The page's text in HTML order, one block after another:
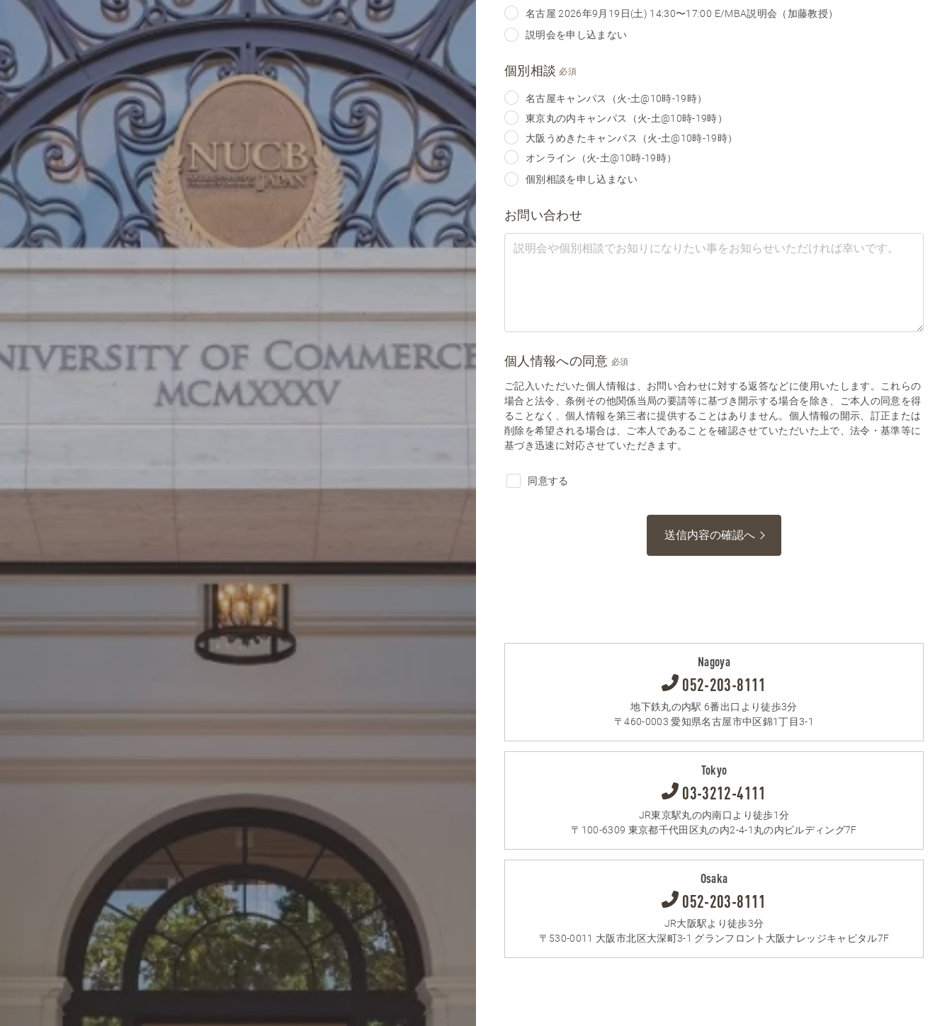
名古屋 2026年9月19日(土) 14:30〜17:00 E/MBA説明会（加藤教授）
説明会を申し込まない
個別相談 必須
名古屋キャンパス（火-土@10時-19時）
東京丸の内キャンパス（火-土@10時-19時）
大阪うめきたキャンパス（火-土@10時-19時）
オンライン（火-土@10時-19時）
個別相談を申し込まない
お問い合わせ
個人情報への同意 必須
ご記入いただいた個人情報は、お問い合わせに対する返答などに使用いたします。これらの
場合と法令、条例その他関係当局の要請等に基づき開示する場合を除き、ご本人の同意を得
ることなく、個人情報を第三者に提供することはありません。個人情報の開示、訂正または
削除を希望される場合は、ご本人であることを確認させていただいた上で、法令・基準等に
基づき迅速に対応させていただきます。
同意する
送信内容の確認へ
Nagoya
052-203-8111
地下鉄丸の内駅 6番出口より徒歩3分
〒460-0003 愛知県名古屋市中区錦1丁目3-1
Tokyo
03-3212-4111
JR東京駅丸の内南口より徒歩1分
〒100-6309 東京都千代田区丸の内2-4-1丸の内ビルディング7F
Osaka
052-203-8111
JR大阪駅より徒歩3分
〒530-0011 大阪市北区大深町3-1 グランフロント大阪ナレッジキャピタル7F